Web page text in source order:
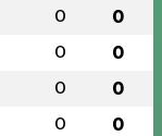
0 0
0 0
0 0
0 0